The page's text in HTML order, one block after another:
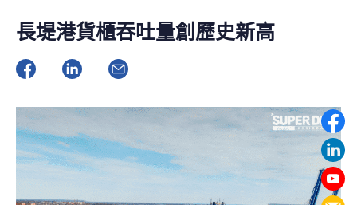
長堤港貨櫃吞吐量創歷史新高